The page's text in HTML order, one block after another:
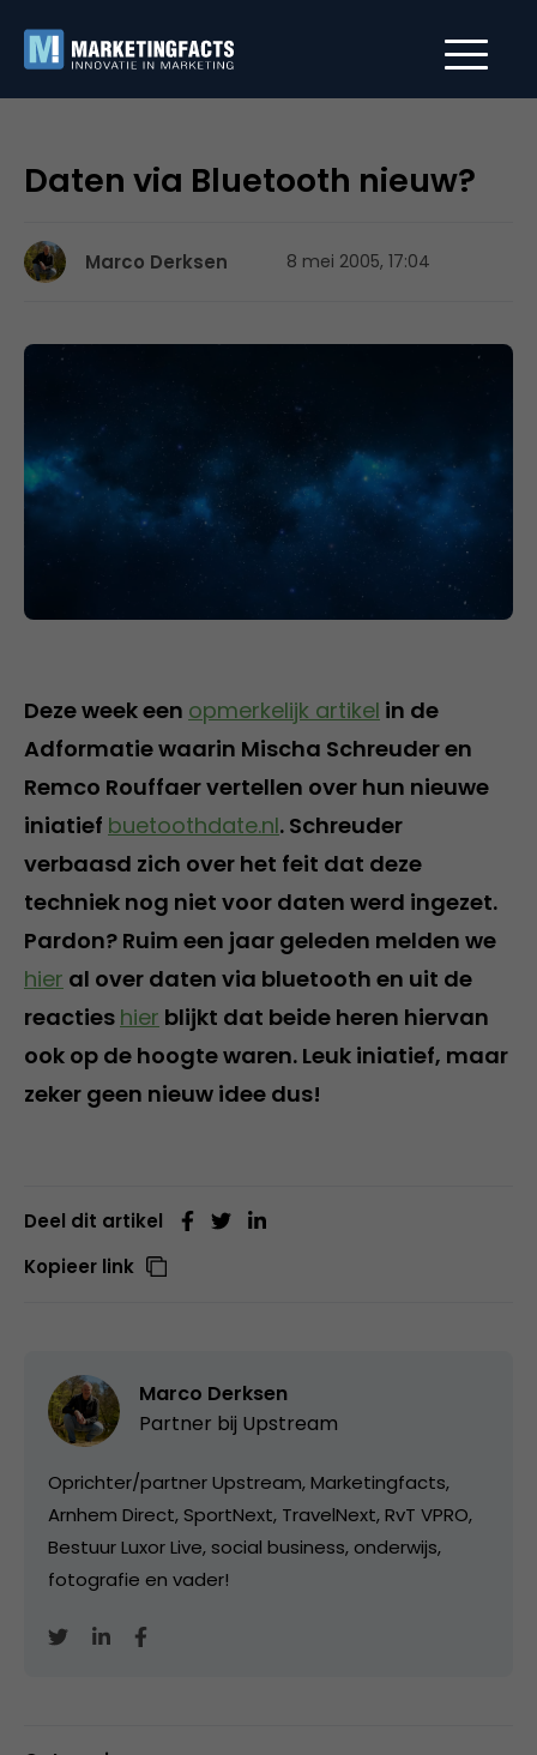
Daten via Bluetooth nieuw?
Marco Derksen 8 mei 2005, 17:04
Deze week een opmerkelijk artikel in de
Adformatie waarin Mischa Schreuder en
Remco Rouffaer vertellen over hun nieuwe
iniatief buetoothdate.nl. Schreuder
verbaasd zich over het feit dat deze
techniek nog niet voor daten werd ingezet.
Pardon? Ruim een jaar geleden melden we
hier al over daten via bluetooth en uit de
reacties hier blijkt dat beide heren hiervan
ook op de hoogte waren. Leuk iniatief, maar
zeker geen nieuw idee dus!
Deel dit artikel
Kopieer link
Marco Derksen
Partner bij Upstream
Oprichter/partner Upstream, Marketingfacts,
Arnhem Direct, SportNext, TravelNext, RvT VPRO,
Bestuur Luxor Live, social business, onderwijs,
fotografie en vader!